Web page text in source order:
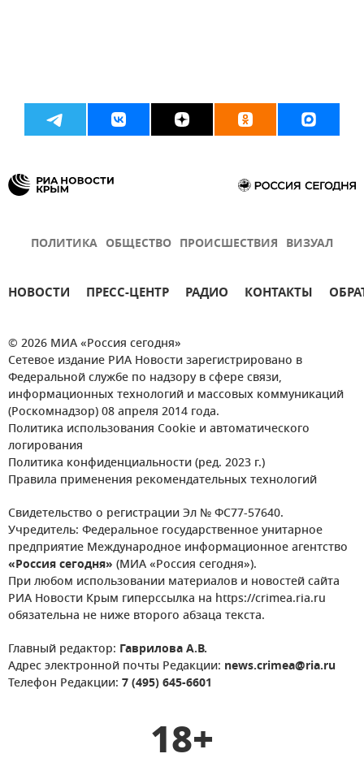
ПОЛИТИКА ОБЩЕСТВО ПРОИСШЕСТВИЯ ВИЗУАЛ
НОВОСТИ ПРЕСС-ЦЕНТР РАДИО КОНТАКТЫ
© 2026 МИА «Россия сегодня»
Сетевое издание РИА Новости зарегистрировано в
Федеральной службе по надзору в сфере связи,
информационных технологий и массовых коммуникаций
(Роскомнадзор) 08 апреля 2014 года.
Политика использования Cookie и автоматического
логирования
Политика конфиденциальности (ред. 2023 г.)
Правила применения рекомендательных технологий
Свидетельство о регистрации Эл № ФС77-57640.
Учредитель: Федеральное государственное унитарное
предприятие Международное информационное агентство
«Россия сегодня» (МИА «Россия сегодня»).
При любом использовании материалов и новостей сайта
РИА Новости Крым гиперссылка на https://crimea.ria.ru
обязательна не ниже второго абзаца текста.
Главный редактор: Гаврилова А.В.
Адрес электронной почты Редакции: news.crimea@ria.ru
Телефон Редакции: 7 (495) 645-6601
18+